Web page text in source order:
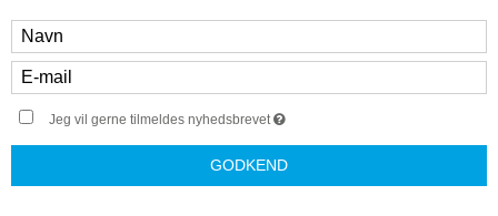
Jeg vil gerne tilmeldes nyhedsbrevet
GODKEND